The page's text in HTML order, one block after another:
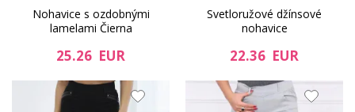
Nohavice s ozdobnými
lamelami Čierna
25.26 EUR
Svetloružové džínsové
nohavice
22.36 EUR